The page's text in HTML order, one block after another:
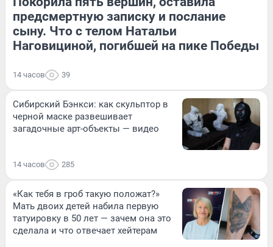
предсмертную записку и послание
сыну. Что с телом Натальи
Наговициной, погибшей на пике Победы
14 часов 39
Сибирский Бэнкси: как скульптор в
черной маске развешивает
загадочные арт-объекты — видео
14 часов 285
«Как тебя в гроб такую положат?»
Мать двоих детей набила первую
татуировку в 50 лет — зачем она это
сделала и что отвечает хейтерам